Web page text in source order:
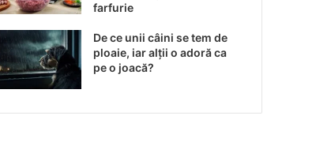
farfurie
De ce unii câini se tem de
ploaie, iar alții o adoră ca
pe o joacă?